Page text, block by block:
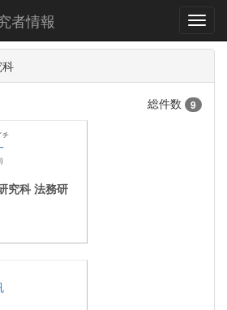
者情報
総件数 9
チ
究科 法務研